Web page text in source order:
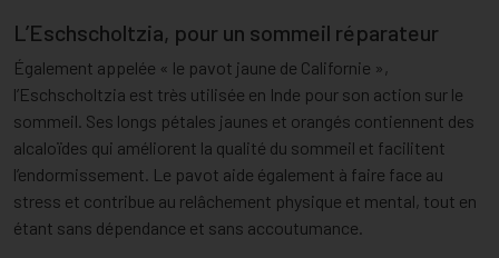
L’Eschscholtzia, pour un sommeil réparateur
Également appelée « le pavot jaune de Californie »,
l’Eschscholtzia est très utilisée en Inde pour son action sur le
sommeil. Ses longs pétales jaunes et orangés contiennent des
alcaloïdes qui améliorent la qualité du sommeil et facilitent
l’endormissement. Le pavot aide également à faire face au
stress et contribue au relâchement physique et mental, tout en
étant sans dépendance et sans accoutumance.